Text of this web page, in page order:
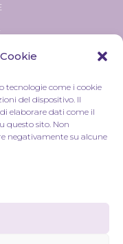
tecnologie come i cookie
del dispositivo. Il
elaborare dati come il
questo sito. Non
negativamente su alcune
|Cookie Policy
sono ideati e curati
sono stati